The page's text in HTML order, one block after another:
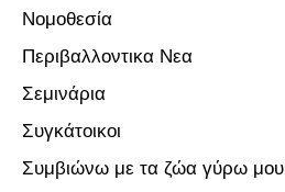
Νομοθεσία
Περιβαλλοντικα Νεα
Σεμινάρια
Συγκάτοικοι
Συμβιώνω με τα ζώα γύρω μου